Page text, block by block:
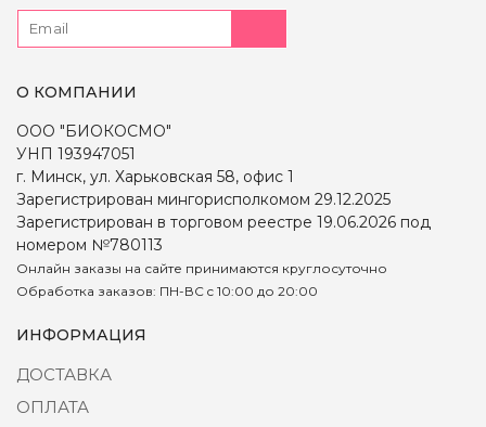
О КОМПАНИИ
ООО "БИОКОСМО"
УНП 193947051
г. Минск, ул. Харьковская 58, офис 1
Зарегистрирован мингорисполкомом 29.12.2025
Зарегистрирован в торговом реестре 19.06.2026 под
номером №780113
Онлайн заказы на сайте принимаются круглосуточно
Обработка заказов: ПН-ВС c 10:00 до 20:00
ИНФОРМАЦИЯ
ДОСТАВКА
ОПЛАТА